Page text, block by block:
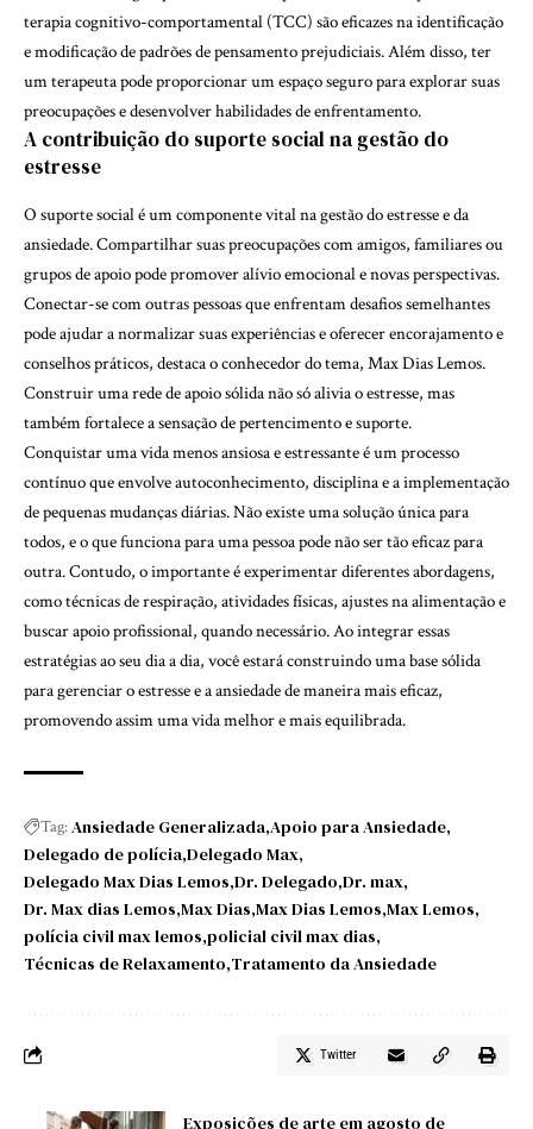
terapia cognitivo-comportamental (TCC) são eficazes na identificação
e modificação de padrões de pensamento prejudiciais. Além disso, ter
um terapeuta pode proporcionar um espaço seguro para explorar suas
preocupações e desenvolver habilidades de enfrentamento.
A contribuição do suporte social na gestão do
estresse
O suporte social é um componente vital na gestão do estresse e da
ansiedade. Compartilhar suas preocupações com amigos, familiares ou
grupos de apoio pode promover alívio emocional e novas perspectivas.
Conectar-se com outras pessoas que enfrentam desafios semelhantes
pode ajudar a normalizar suas experiências e oferecer encorajamento e
conselhos práticos, destaca o conhecedor do tema, Max Dias Lemos.
Construir uma rede de apoio sólida não só alivia o estresse, mas
também fortalece a sensação de pertencimento e suporte.
Conquistar uma vida menos ansiosa e estressante é um processo
contínuo que envolve autoconhecimento, disciplina e a implementação
de pequenas mudanças diárias. Não existe uma solução única para
todos, e o que funciona para uma pessoa pode não ser tão eficaz para
outra. Contudo, o importante é experimentar diferentes abordagens,
como técnicas de respiração, atividades físicas, ajustes na alimentação e
buscar apoio profissional, quando necessário. Ao integrar essas
estratégias ao seu dia a dia, você estará construindo uma base sólida
para gerenciar o estresse e a ansiedade de maneira mais eficaz,
promovendo assim uma vida melhor e mais equilibrada.
Tag:Ansiedade Generalizada Apoio para Ansiedade
Delegado de polícia Delegado Max
Delegado Max Dias Lemos Dr. Delegado Dr. max
Dr. Max dias Lemos Max Dias Max Dias Lemos Max Lemos
polícia civil max lemos policial civil max dias
Técnicas de Relaxamento Tratamento da Ansiedade
Twitter
Exposições de arte em agosto de